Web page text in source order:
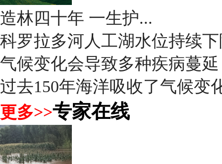
造林四十年 一生护...
科罗拉多河人工湖水位持续
气候变化会导致多种疾病蔓延
过去150年海洋吸收了气候变
更多>>专家在线